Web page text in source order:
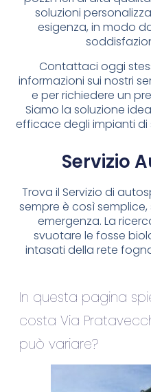
soluzioni
esigenza, in modo
Contattaci oggi
informazioni sui nostri
e per richiedere un
Siamo la soluzione
efficace degli impianti
Servizio
Trova il Servizio di
sempre è così
emergenza. La
svuotare le fosse
intasati della rete
In questa pagina
costa Via
può variare?